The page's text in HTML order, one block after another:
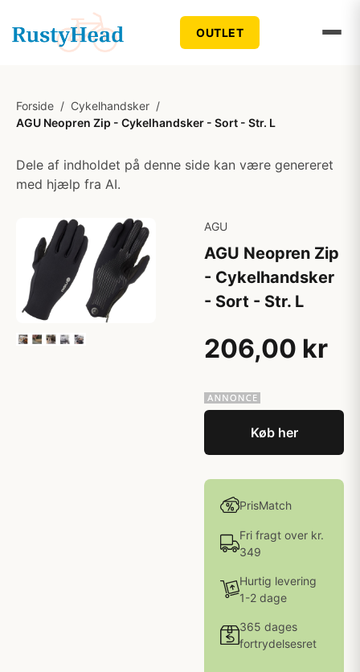
OUTLET
Forside / Cykelhandsker /
AGU Neopren Zip - Cykelhandsker - Sort - Str. L
Dele af indholdet på denne side kan være genereret
med hjælp fra AI.
AGU
AGU Neopren Zip
- Cykelhandsker
- Sort - Str. L
206,00 kr
Køb her
PrisMatch
Fri fragt over kr.
349
Hurtig levering
1-2 dage
365 dages
fortrydelsesret